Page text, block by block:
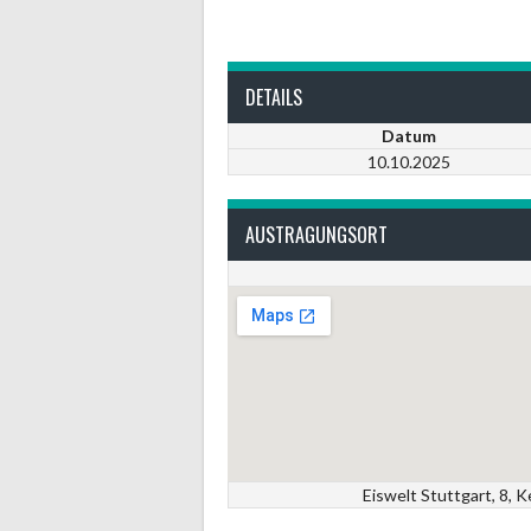
DETAILS
Datum
10.10.2025
AUSTRAGUNGSORT
Eiswelt Stuttgart, 8,